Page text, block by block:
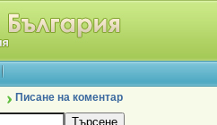
Писане на коментар